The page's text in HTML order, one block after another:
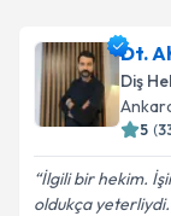
Dt.
Diş
5 (
İlgili bir hekim.
oldukça yeterliydi.